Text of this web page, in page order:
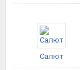
Салют